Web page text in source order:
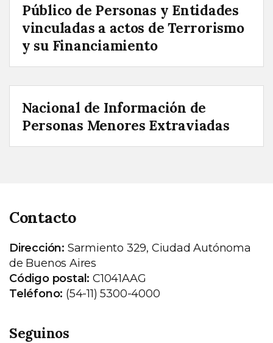
Público de Personas y Entidades
vinculadas a actos de Terrorismo
y su Financiamiento
Nacional de Información de
Personas Menores Extraviadas
Contacto
Dirección: Sarmiento 329, Ciudad Autónoma
de Buenos Aires
Código postal: C1041AAG
Teléfono: (54-11) 5300-4000
Seguinos